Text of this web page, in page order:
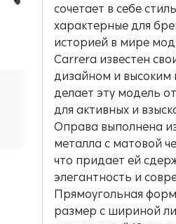
сочетает в себе
характерные для
историей в мире
Carrera известен
дизайном и высоким
делает эту модель
для активных и
Оправа выполнена
металла с матовой
что придает ей
элегантность и
Прямоугольная
размер с шириной